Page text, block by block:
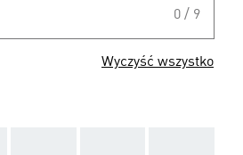
0 / 9
Wyczyść wszystko